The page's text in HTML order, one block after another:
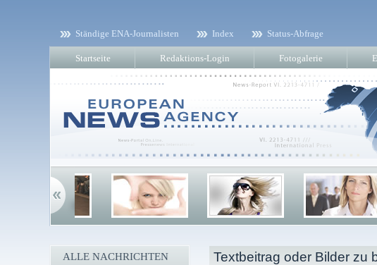
Ständige ENA-Journalisten Index Status-Abfrage
Startseite Redaktions-Login Fotogalerie
Textbeitrag oder Bilder zu
ALLE NACHRICHTEN